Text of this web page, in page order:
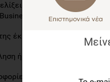
πάνω σε θέματα
Cloud Storage &
έκθεσης είναι 11:00 π.μ. -
ή επαγγελματική κάρτα!!!
επισκεφθείτε το